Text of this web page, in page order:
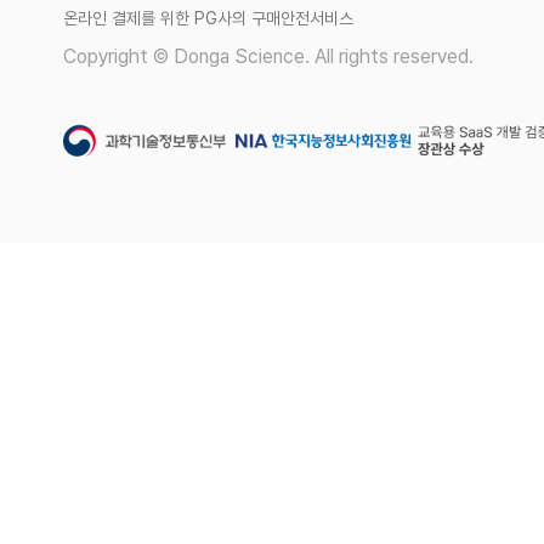
온라인 결제를 위한 PG사의 구매안전서비스
Copyright © Donga Science. All rights reserved.